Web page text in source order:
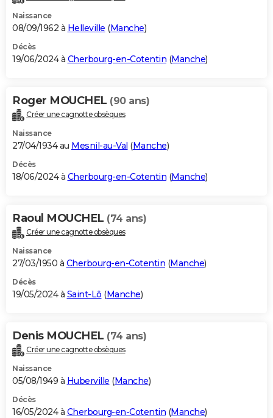
Naissance
08/09/1962 à Helleville (Manche)
Décès
19/06/2024 à Cherbourg-en-Cotentin (Manche)
Roger MOUCHEL (90 ans)
Créer une cagnotte obsèques
Naissance
27/04/1934 au Mesnil-au-Val (Manche)
Décès
18/06/2024 à Cherbourg-en-Cotentin (Manche)
Raoul MOUCHEL (74 ans)
Créer une cagnotte obsèques
Naissance
27/03/1950 à Cherbourg-en-Cotentin (Manche)
Décès
19/05/2024 à Saint-Lô (Manche)
Denis MOUCHEL (74 ans)
Créer une cagnotte obsèques
Naissance
05/08/1949 à Huberville (Manche)
Décès
16/05/2024 à Cherbourg-en-Cotentin (Manche)